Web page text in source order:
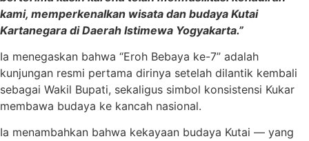
kami, memperkenalkan wisata dan budaya Kutai
Kartanegara di Daerah Istimewa Yogyakarta.”
Ia menegaskan bahwa “Eroh Bebaya ke-7” adalah
kunjungan resmi pertama dirinya setelah dilantik kembali
sebagai Wakil Bupati, sekaligus simbol konsistensi Kukar
membawa budaya ke kancah nasional.
Ia menambahkan bahwa kekayaan budaya Kutai — yang